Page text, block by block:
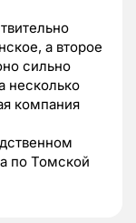
а второе
сильно
несколько
компания
по Томской